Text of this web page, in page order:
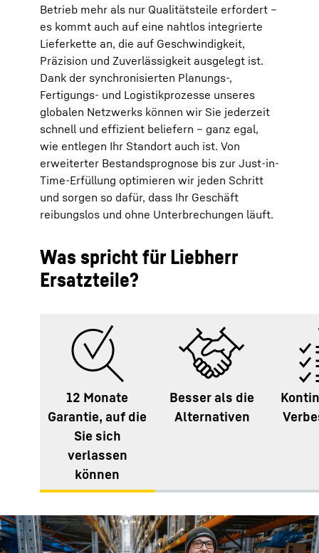
Betrieb mehr als nur Qualitätsteile erfordert –
es kommt auch auf eine nahtlos integrierte
Lieferkette an, die auf Geschwindigkeit,
Präzision und Zuverlässigkeit ausgelegt ist.
Dank der synchronisierten Planungs-,
Fertigungs- und Logistikprozesse unseres
globalen Netzwerks können wir Sie jederzeit
schnell und effizient beliefern – ganz egal,
wie entlegen Ihr Standort auch ist. Von
erweiterter Bestandsprognose bis zur Just-in-
Time-Erfüllung optimieren wir jeden Schritt
und sorgen so dafür, dass Ihr Geschäft
reibungslos und ohne Unterbrechungen läuft.
Was spricht für Liebherr
Ersatzteile?
12 Monate
Garantie, auf die
Sie sich
verlassen
können​
Besser als die
Alternativen